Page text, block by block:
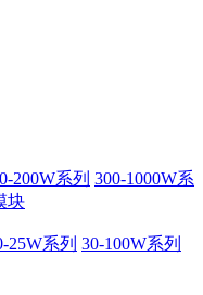
200W系列 300-1000W系
块
25W系列 30-100W系列